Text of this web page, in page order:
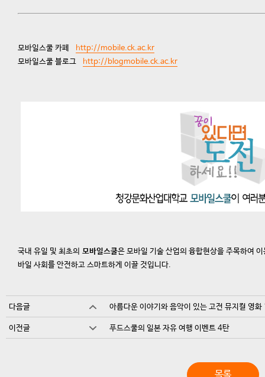
모바일스쿨 카페 http://mobile.ck.ac.kr
모바일스쿨 블로그 http://blogmobile.ck.ac.kr
국내 유일 및 최초의 모바일스쿨은 모바일 기술 산업의 융합현상을 주목하여
바일 사회를 안전하고 스마트하게 이끌 것입니다.
다음글 아름다운 이야기와 음악이 있는 고전 뮤지컬 영화
이전글 푸드스쿨의 일본 자유 여행 이벤트 4탄
목록